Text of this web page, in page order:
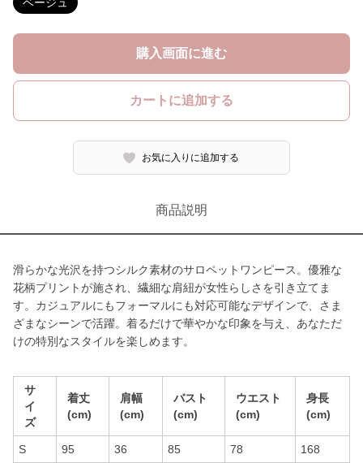
購入画面に進む
カートに追加する
お気に入りに追加する
商品説明
滑らかな光沢を持つシルク素材のサロペットワンピース。優雅な
花柄プリントが施され、繊細な肩紐が女性らしさを引き立てま
す。カジュアルにもフォーマルにも対応可能なデザインで、さま
ざまなシーンで活躍。着るだけで華やかな印象を与え、あなただ
けの特別なスタイルを楽しめます。
サ
イ
ズ
着丈
(cm)
肩幅
(cm)
バスト
(cm)
ウエスト
(cm)
身長
(cm)
S 95 36 85 78 168